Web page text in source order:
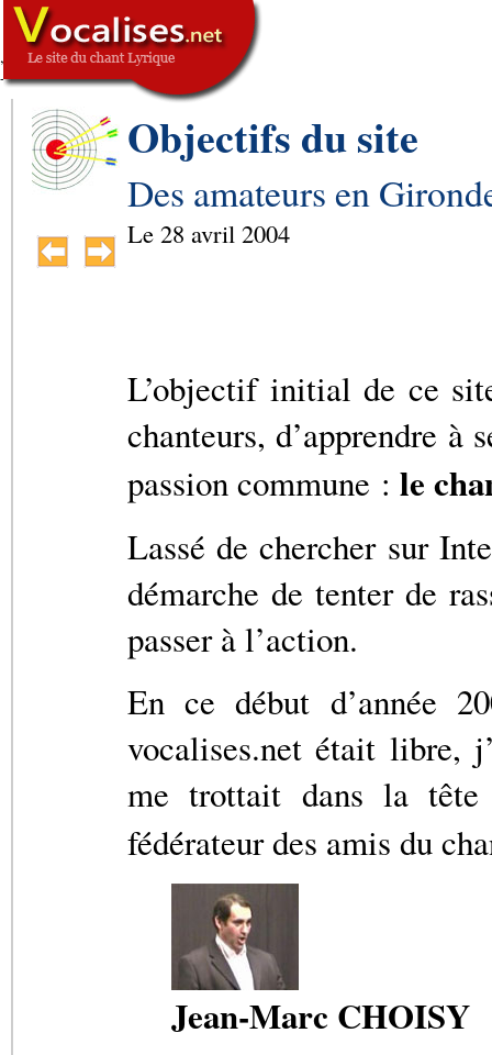
,
SIGNATURE
-->
Objectifs du site
Des amateurs en
Le 28 avril 2004
L’objectif initial de ce
chanteurs, d’apprendre à
passion commune : le
Lassé de chercher sur
démarche de tenter de
passer à l’action.
En ce début d’année
vocalises.net était libre,
me trottait dans la
fédérateur des amis du
Jean-Marc CHOISY